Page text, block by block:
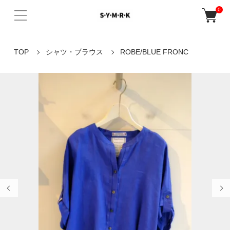
0
TOP シャツ・ブラウス ROBE/BLUE FRONC